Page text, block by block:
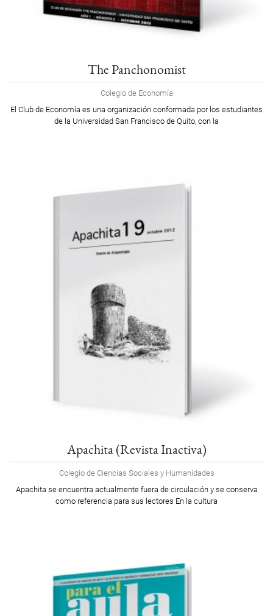
The Panchonomist
Colegio de Economía
El Club de Economía es una organización conformada por los estudiantes
de la Universidad San Francisco de Quito, con la
Apachita (Revista Inactiva)
Colegio de Ciencias Sociales y Humanidades
Apachita se encuentra actualmente fuera de circulación y se conserva
como referencia para sus lectores En la cultura